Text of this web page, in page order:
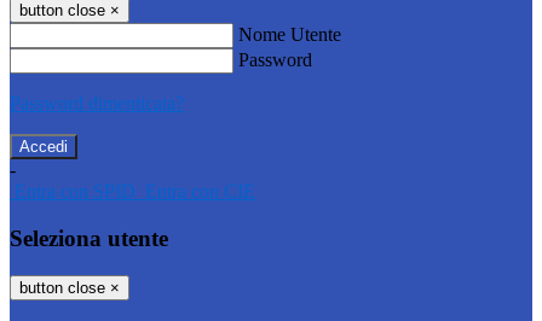
button close ×
Nome Utente
Password
Password dimenticata?
-
Entra con SPID Entra con CIE
Seleziona utente
button close ×